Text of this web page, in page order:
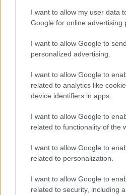
I want to allow my user data
Google for online advertising
I want to allow Google to
personalized advertising.
I want to allow Google to
related to analytics like
device identifiers in apps.
I want to allow Google to
related to functionality of the
I want to allow Google to
related to personalization.
I want to allow Google to
related to security, including
Ezért párásodik be állandóan
megoldás, mint
Nem ecettel és nem